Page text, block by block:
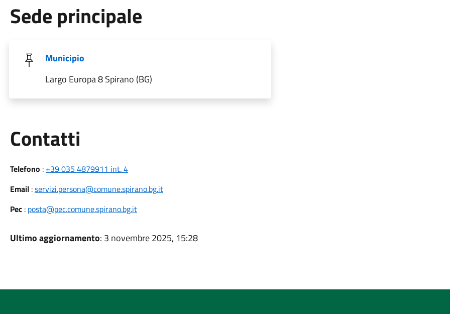
Sede principale
Municipio
Largo Europa 8 Spirano (BG)
Contatti
Telefono : +39 035 4879911 int. 4
Email:servizi.persona@comune.spirano.bg.it
Pec: posta@pec.comune.spirano.bg.it
Ultimo aggiornamento: 3 novembre 2025, 15:28